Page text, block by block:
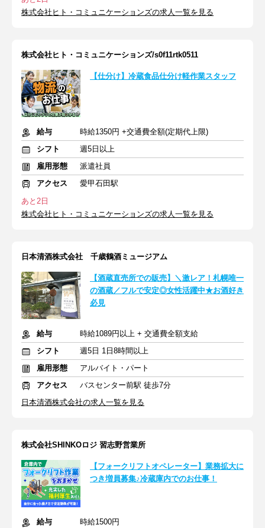
株式会社ヒト・コミュニケーションズの求人一覧を見る
株式会社ヒト・コミュニケーションズ/s0f11rtk0511
【仕分け】冷蔵食品仕分け軽作業スタッフ
給与
時給1350円 +交通費全額(定期代上限)
シフト
週5日以上
雇用形態
派遣社員
アクセス
愛甲石田駅
あと2日
株式会社ヒト・コミュニケーションズの求人一覧を見る
日本清酒株式会社 千歳鶴酒ミュージアム
【酒蔵直売所での販売】＼激レア！札幌唯一
の酒蔵／フルで安定◎女性活躍中★お酒好き
必見
給与
時給1089円以上 + 交通費全額支給
シフト
週5日 1日8時間以上
雇用形態
アルバイト・パート
アクセス
バスセンター前駅 徒歩7分
日本清酒株式会社の求人一覧を見る
株式会社SHINKOロジ 習志野営業所
【フォークリフトオペレーター】業務拡大に
つき増員募集♪冷蔵庫内でのお仕事！
給与
時給1500円